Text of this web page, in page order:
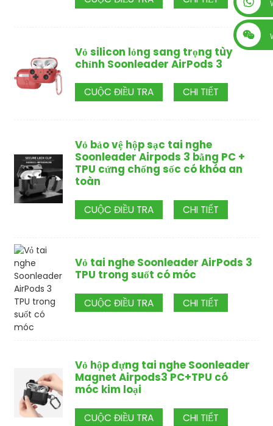
Vỏ silicon lỏng sang trọng tùy
chỉnh Soonleader AirPods 3
CUỘC ĐIỀU TRA CHI TIẾT
Vỏ bảo vệ hộp sạc tai nghe
Soonleader Airpods 3 bằng PC +
TPU cứng chống sốc có khóa an
toàn
CUỘC ĐIỀU TRA CHI TIẾT
Vỏ tai nghe Soonleader AirPods 3
TPU trong suốt có móc
CUỘC ĐIỀU TRA CHI TIẾT
Vỏ hộp đựng tai nghe Soonleader
Magnet Airpods3 PC+TPU có
móc kim loại
CUỘC ĐIỀU TRA CHI TIẾT